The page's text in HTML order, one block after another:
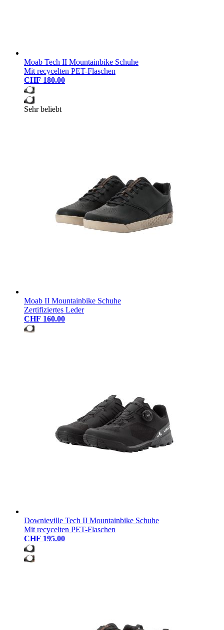
Moab Tech II Mountainbike Schuhe
Mit recycelten PET-Flaschen
CHF 180.00
Sehr beliebt
Moab II Mountainbike Schuhe
Zertifiziertes Leder
CHF 160.00
Downieville Tech II Mountainbike Schuhe
Mit recycelten PET-Flaschen
CHF 195.00